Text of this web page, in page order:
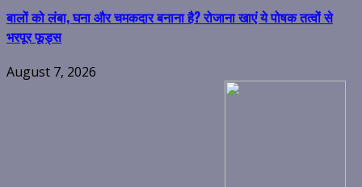
बालों को लंबा, घना और चमकदार बनाना है? रोजाना खाएं ये पोषक तत्वों से
भरपूर फूड्स
August 7, 2026